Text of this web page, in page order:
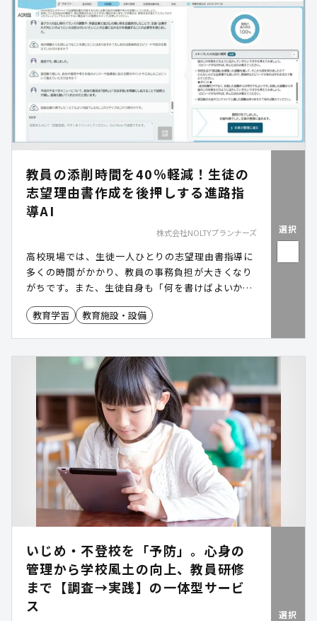
教員の添削時間を40％軽減！生徒の
志望理由書作成を後押しする進路指
導AI
株式会社NOLTYプランナーズ
高校現場では、生徒一人ひとりの志望理由書指導に
多くの時間がかかり、教員の事務負担が大きくなり
がちです。また、生徒自身も「何を書けばよいか分
からない」という悩みを抱えています。副担任
mirAIは、AIとの対話を通じて生徒の自己理解を促
負担を軽減します。
教育学習 教育施設・設備
選択
いじめ・不登校を「予防」。心身の
管理から学校風土の向上、教員研修
まで【調査→実践】の一体型サービ
ス
選択